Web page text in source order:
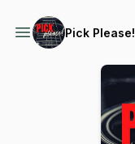
Pick Please!